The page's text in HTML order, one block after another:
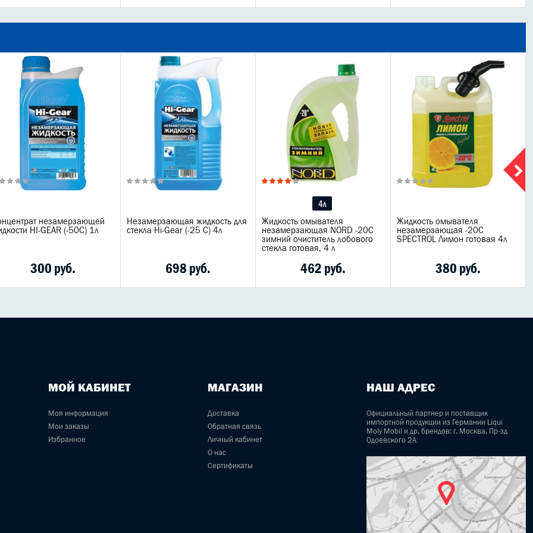
незамерзающей
HI-GEAR (-50С) 1л
300 руб.
Незамерзающая жидкость для
стекла Hi-Gear (-25 С) 4л
698 руб.
4л
Жидкость омывателя
незамерзающая NORD -20C
зимний очиститель лобового
стекла готовая, 4 л
462 руб.
Жидкость омывателя
незамерзающая -20C
SPECTROL Лимон готовая 4л
380 руб.
МОЙ КАБИНЕТ
Моя информация
Мои заказы
Избранное
МАГАЗИН
Доставка
Обратная связь
Личный кабинет
О нас
Сертификаты
НАШ АДРЕС
Официальный партнер и поставщик
импортной продукции из Германии Liqui
Moly Mobil и др. брендов: г. Москва, Пр-зд
Одоевского 2А